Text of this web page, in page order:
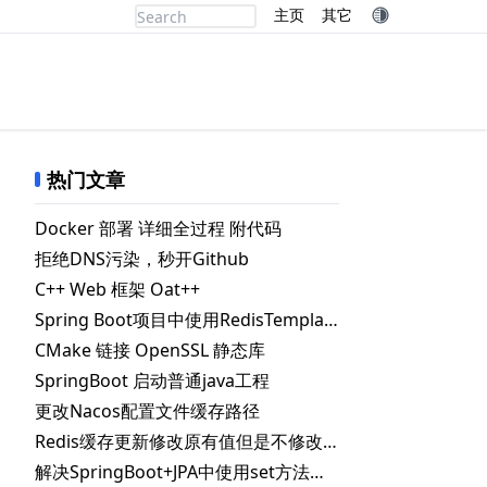
主页 其它
热门文章
Docker 部署 详细全过程 附代码
拒绝DNS污染，秒开Github
C++ Web 框架 Oat++
Spring Boot项目中使用RedisTemplate.delete() 删除指定key失败的解决办法
CMake 链接 OpenSSL 静态库
SpringBoot 启动普通java工程
更改Nacos配置文件缓存路径
Redis缓存更新修改原有值但是不修改失效时间
解决SpringBoot+JPA中使用set方法时自动更新数据库问题